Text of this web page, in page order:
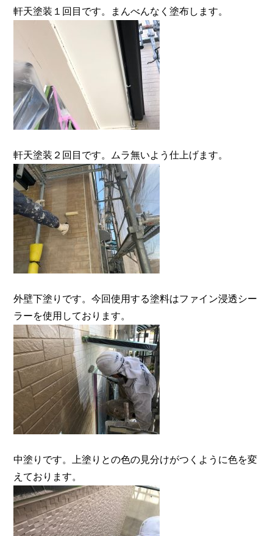
軒天塗装１回目です。まんべんなく塗布します。
軒天塗装２回目です。ムラ無いよう仕上げます。
外壁下塗りです。今回使用する塗料はファイン浸透シー
ラーを使用しております。
中塗りです。上塗りとの色の見分けがつくように色を変
えております。